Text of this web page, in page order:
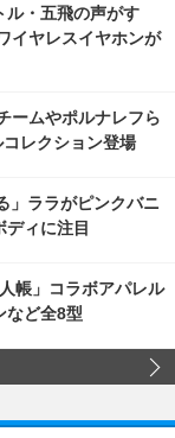
ル・五飛の声がす
イヤレスイヤホンが
ームやポルナレフら
レクション登場
」ララがピンクバニ
ィに注目
帳」コラボアパレル
など全8型